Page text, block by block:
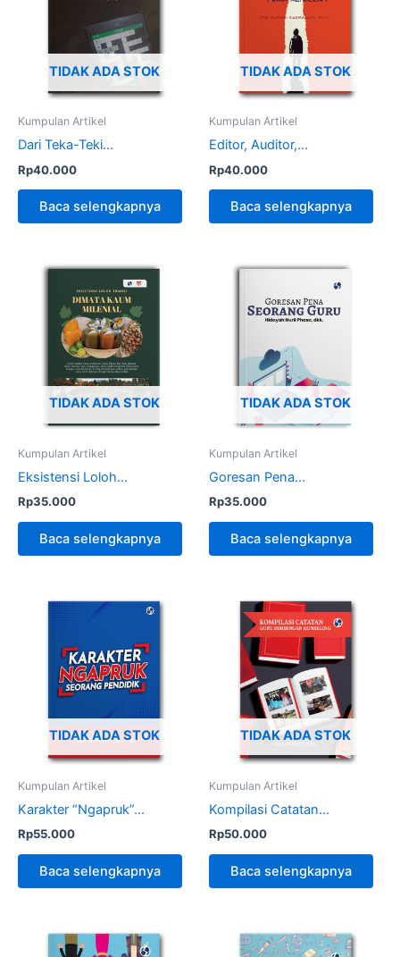
TIDAK ADA STOK
Kumpulan Artikel
Dari Teka-Teki...
Rp40.000
Baca selengkapnya
TIDAK ADA STOK
Kumpulan Artikel
Editor, Auditor,...
Rp40.000
Baca selengkapnya
TIDAK ADA STOK
Kumpulan Artikel
Eksistensi Loloh...
Rp35.000
Baca selengkapnya
TIDAK ADA STOK
Kumpulan Artikel
Goresan Pena...
Rp35.000
Baca selengkapnya
TIDAK ADA STOK
Kumpulan Artikel
Karakter “Ngapruk”...
Rp55.000
Baca selengkapnya
TIDAK ADA STOK
Kumpulan Artikel
Kompilasi Catatan...
Rp50.000
Baca selengkapnya